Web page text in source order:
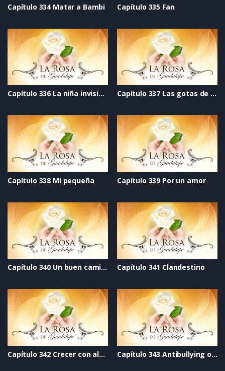
Capítulo 334 Matar a Bambi Capítulo 335 Fan
Capítulo 336 La niña invisible Capítulo 337 Las gotas de lluvia
Capítulo 338 Mi pequeña Capítulo 339 Por un amor
Capítulo 340 Un buen camino Capítulo 341 Clandestino
Capítulo 342 Crecer con alegría Capítulo 343 Antibullying otro cielo